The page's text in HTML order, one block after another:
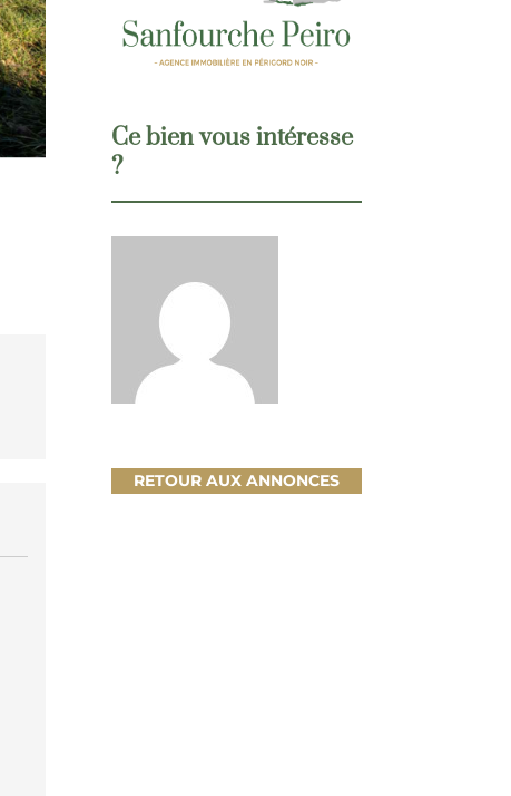
Ce bien vous intéresse
?
RETOUR AUX ANNONCES